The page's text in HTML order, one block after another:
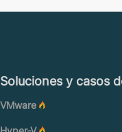
Soluciones y casos
VMware